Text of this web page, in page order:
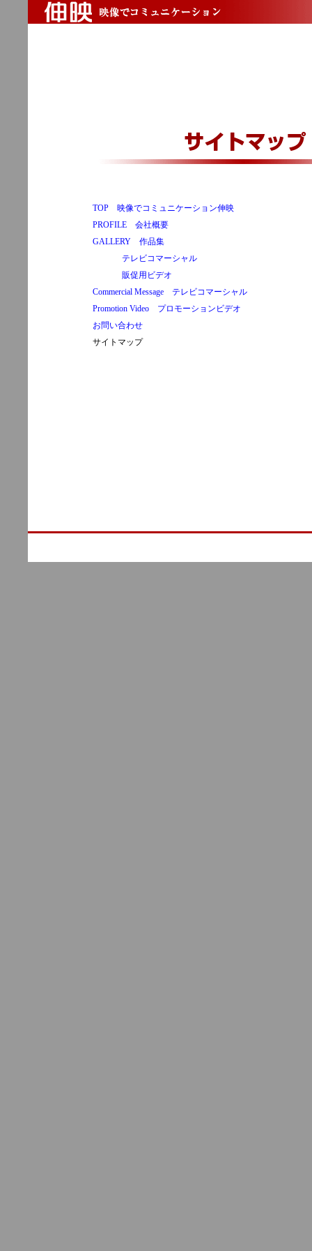
TOP 映像でコミュニケーション伸映
PROFILE 会社概要
GALLERY 作品集
テレビコマーシャル
販促用ビデオ
Commercial Message テレビコマーシャル
Promotion Video プロモーションビデオ
お問い合わせ
サイトマップ